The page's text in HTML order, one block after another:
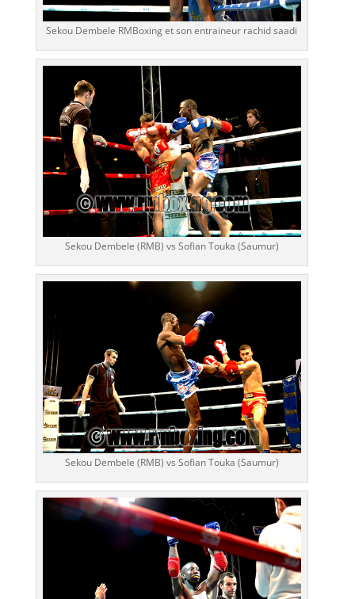
Sekou Dembele RMBoxing et son entraineur rachid saadi
Sekou Dembele (RMB) vs Sofian Touka (Saumur)
Sekou Dembele (RMB) vs Sofian Touka (Saumur)